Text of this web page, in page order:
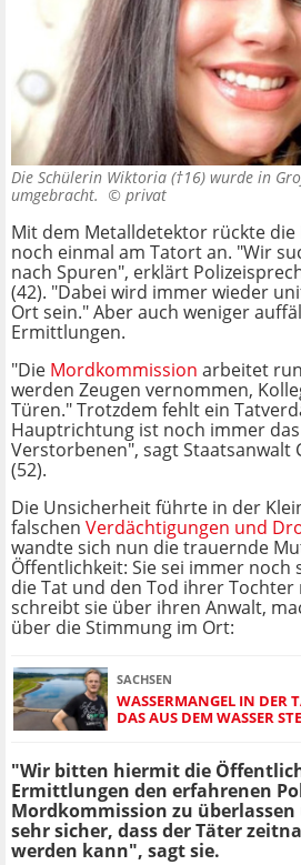
Die Schülerin Wiktoria (†16) wurde in
umgebracht. © privat
Mit dem Metalldetektor rückte die
noch einmal am Tatort an. "Wir
nach Spuren", erklärt
(42). "Dabei wird immer wieder
Ort sein." Aber auch weniger
Ermittlungen.
"Die Mordkommission arbeitet
werden Zeugen vernommen,
Türen." Trotzdem fehlt ein
Hauptrichtung ist noch immer
Verstorbenen", sagt Staatsanwalt
(52).
Die Unsicherheit führte in der
falschen Verdächtigungen und
wandte sich nun die trauernde
Öffentlichkeit: Sie sei immer noch
die Tat und den Tod ihrer
schreibt sie über ihren Anwalt,
über die Stimmung im Ort:
SACHSEN
WASSERMANGEL IN DER
DAS AUS DEM WASSER
"Wir bitten hiermit die
Ermittlungen den erfahrenen
Mordkommission zu
sehr sicher, dass der Täter
werden kann", sagt sie.